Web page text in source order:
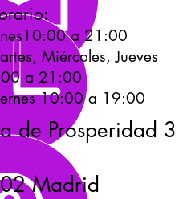
a 21:00
Miércoles, Jueves
a 21:00
10:00 a 19:00
de Prosperidad 3
Madrid